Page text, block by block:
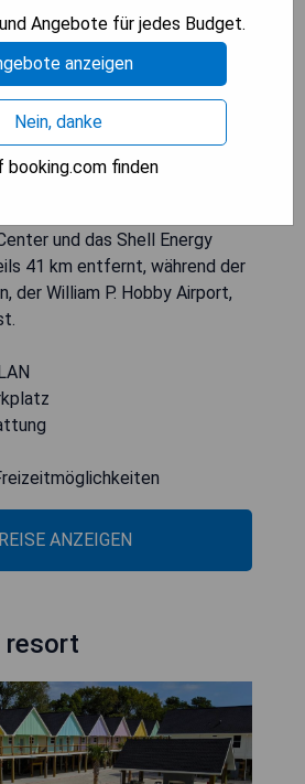
Die Unterkunft bietet
mit Zugang zu einem Balkon,
und kostenlosem
liegt 39 km
of Houston entfernt und
Schlafzimmer, einer voll
und das Shell Energy
41 km entfernt, während der
der William P. Hobby Airport,
ANZEIGEN
resort
Angebote für jedes Budget.
anzeigen
Nein, danke
booking.com finden